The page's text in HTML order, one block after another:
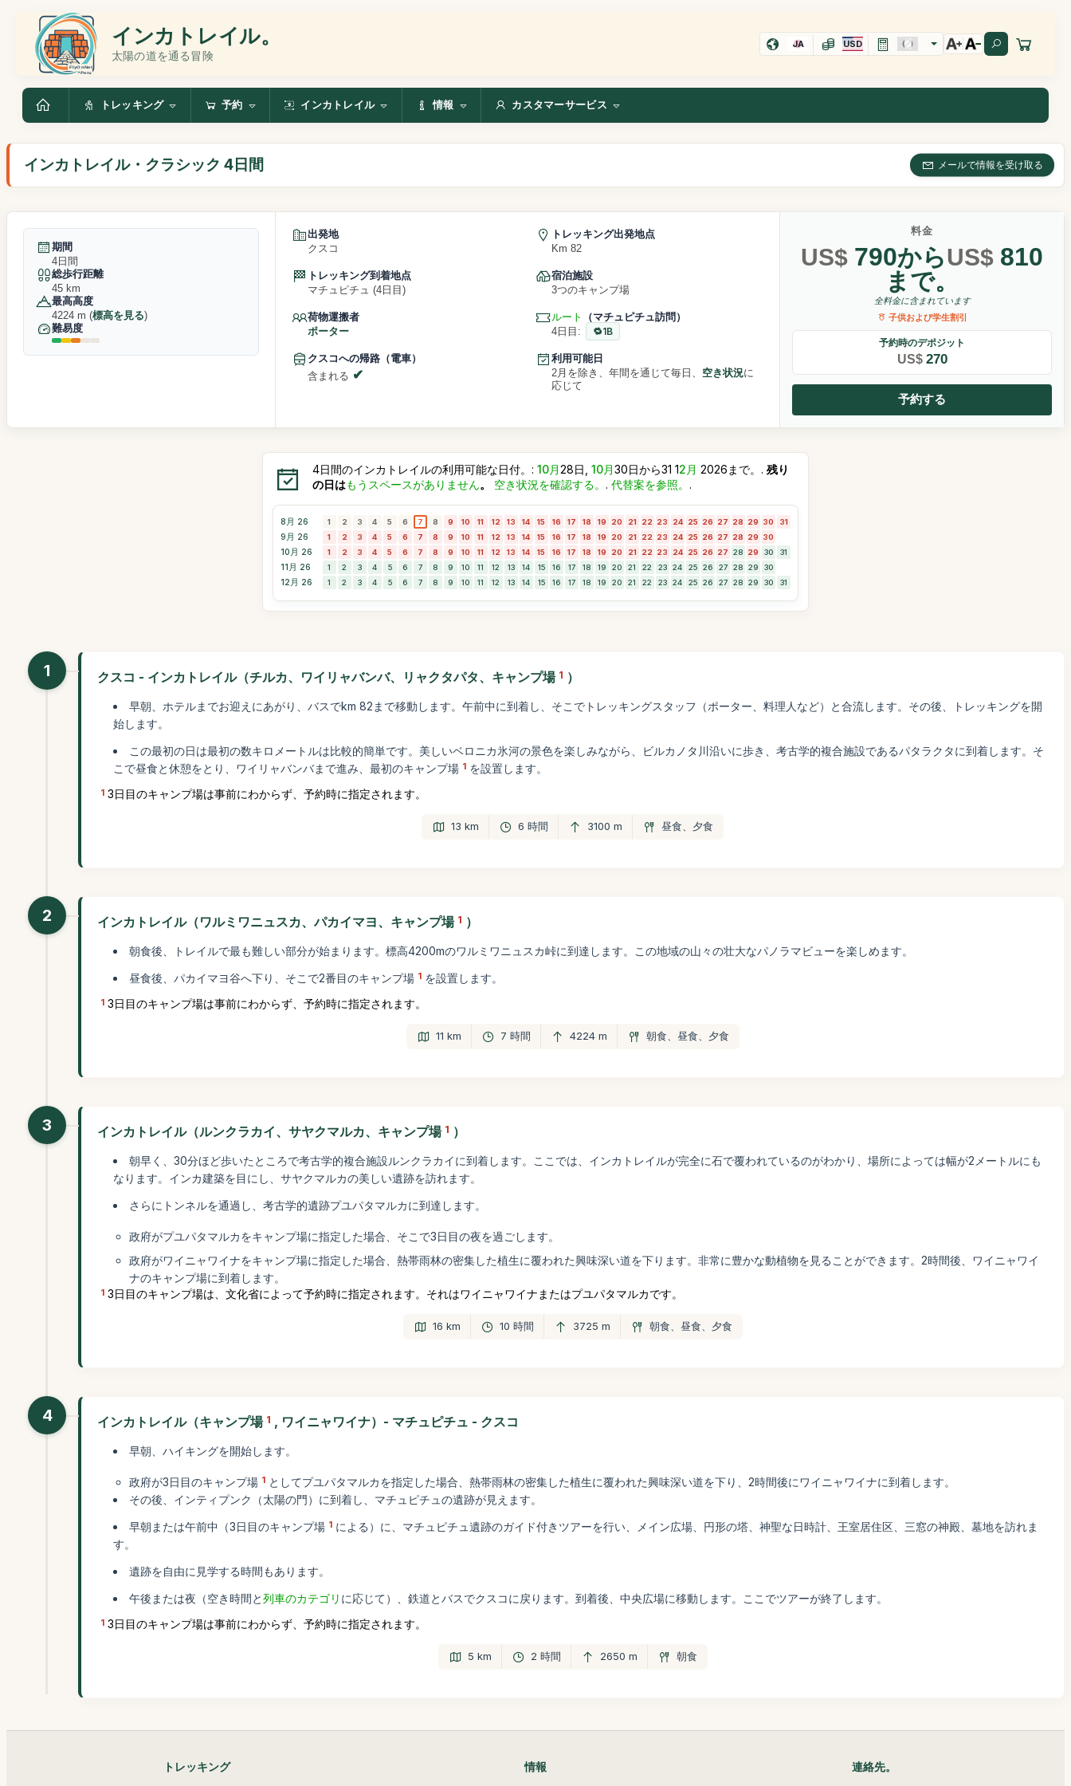
インカトレイル。
太陽の道を通る冒険
JA USD
トレッキング 予約 インカトレイル 情報 カスタマーサービス
インカトレイル・クラシック 4日間 メールで情報を受け取る
期間
4日間
総歩行距離
45 km
最高高度
4224 m (標高を見る)
難易度
出発地
クスコ
トレッキング出発地点
Km 82
トレッキング到着地点
マチュピチュ (4日目)
宿泊施設
3つのキャンプ場
荷物運搬者
ポーター
ルート
（マチュピチュ訪問）
4日目:
1B
クスコへの帰路（電車）
含まれる
利用可能日
2月を除き、年間を通じて毎日、 空き状況に
応じて
料金
US$ 790からUS$ 810
まで。
全料金に含まれています
子供および学生割引
予約時のデポジット
US$ 270
予約する
4日間のインカトレイルの利用可能な日付。: 10月28日, 10月30日から31 12月 2026まで。. 残り
の日はもうスペースがありません。 空き状況を確認する。 . 代替案を参照。 .
8月 26 1 2 3 4 5 6 7 8 9 10 11 12 13 14 15 16 17 18 19 20 21 22 23 24 25 26 27 28 29 30 31
9月 26 1 2 3 4 5 6 7 8 9 10 11 12 13 14 15 16 17 18 19 20 21 22 23 24 25 26 27 28 29 30
10月 26 1 2 3 4 5 6 7 8 9 10 11 12 13 14 15 16 17 18 19 20 21 22 23 24 25 26 27 28 29 30 31
11月 26 1 2 3 4 5 6 7 8 9 10 11 12 13 14 15 16 17 18 19 20 21 22 23 24 25 26 27 28 29 30
12月 26 1 2 3 4 5 6 7 8 9 10 11 12 13 14 15 16 17 18 19 20 21 22 23 24 25 26 27 28 29 30 31
1 クスコ - インカトレイル（チルカ、ワイリャバンバ、リャクタパタ、キャンプ場 1 ）
早朝、ホテルまでお迎えにあがり、バスでkm 82まで移動します。午前中に到着し、そこでトレッキングスタッフ（ポーター、料理人など）と合流します。その後、トレッキングを開
始します。
この最初の日は最初の数キロメートルは比較的簡単です。美しいベロニカ氷河の景色を楽しみながら、ビルカノタ川沿いに歩き、考古学的複合施設であるパタラクタに到着します。そ
こで昼食と休憩をとり、ワイリャバンバまで進み、最初のキャンプ場 1 を設置します。
1 3日目のキャンプ場は事前にわからず、予約時に指定されます。
13 km 6 時間 3100 m 昼食、夕食
2 インカトレイル（ワルミワニュスカ、パカイマヨ、キャンプ場 1 ）
朝食後、トレイルで最も難しい部分が始まります。標高4200mのワルミワニュスカ峠に到達します。この地域の山々の壮大なパノラマビューを楽しめます。
昼食後、パカイマヨ谷へ下り、そこで2番目のキャンプ場 1 を設置します。
1 3日目のキャンプ場は事前にわからず、予約時に指定されます。
11 km 7 時間 4224 m 朝食、昼食、夕食
3 インカトレイル（ルンクラカイ、サヤクマルカ、キャンプ場 1 ）
朝早く、30分ほど歩いたところで考古学的複合施設ルンクラカイに到着します。ここでは、インカトレイルが完全に石で覆われているのがわかり、場所によっては幅が2メートルにも
なります。インカ建築を目にし、サヤクマルカの美しい遺跡を訪れます。
さらにトンネルを通過し、考古学的遺跡プユパタマルカに到達します。
政府がプユパタマルカをキャンプ場に指定した場合、そこで3日目の夜を過ごします。
政府がワイニャワイナをキャンプ場に指定した場合、熱帯雨林の密集した植生に覆われた興味深い道を下ります。非常に豊かな動植物を見ることができます。2時間後、ワイニャワイ
ナのキャンプ場に到着します。
1 3日目のキャンプ場は、文化省によって予約時に指定されます。それはワイニャワイナまたはプユパタマルカです。
16 km 10 時間 3725 m 朝食、昼食、夕食
4 インカトレイル（キャンプ場 1 , ワイニャワイナ）- マチュピチュ - クスコ
早朝、ハイキングを開始します。
政府が3日目のキャンプ場 1 としてプユパタマルカを指定した場合、熱帯雨林の密集した植生に覆われた興味深い道を下り、2時間後にワイニャワイナに到着します。
その後、インティプンク（太陽の門）に到着し、マチュピチュの遺跡が見えます。
早朝または午前中（3日目のキャンプ場 1 による）に、マチュピチュ遺跡のガイド付きツアーを行い、メイン広場、円形の塔、神聖な日時計、王室居住区、三窓の神殿、墓地を訪れま
す。
遺跡を自由に見学する時間もあります。
午後または夜（空き時間と列車のカテゴリ に応じて）、鉄道とバスでクスコに戻ります。到着後、中央広場に移動します。ここでツアーが終了します。
1 3日目のキャンプ場は事前にわからず、予約時に指定されます。
5 km 2 時間 2650 m 朝食
トレッキング 情報 連絡先。